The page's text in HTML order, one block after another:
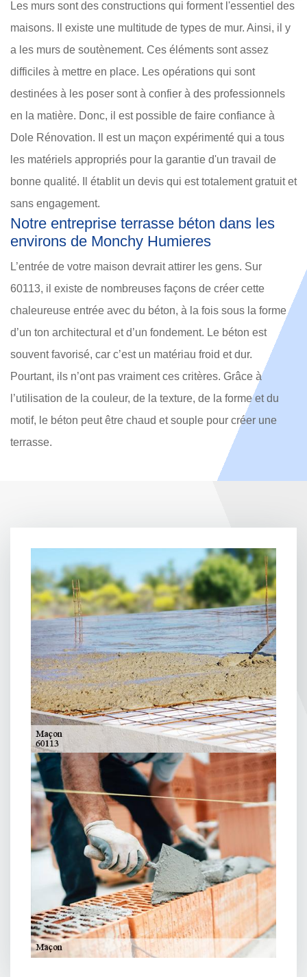
Les murs sont des constructions qui forment l'essentiel des
maisons. Il existe une multitude de types de mur. Ainsi, il y
a les murs de soutènement. Ces éléments sont assez
difficiles à mettre en place. Les opérations qui sont
destinées à les poser sont à confier à des professionnels
en la matière. Donc, il est possible de faire confiance à
Dole Rénovation. Il est un maçon expérimenté qui a tous
les matériels appropriés pour la garantie d'un travail de
bonne qualité. Il établit un devis qui est totalement gratuit et
sans engagement.
Notre entreprise terrasse béton dans les
environs de Monchy Humieres
L’entrée de votre maison devrait attirer les gens. Sur
60113, il existe de nombreuses façons de créer cette
chaleureuse entrée avec du béton, à la fois sous la forme
d’un ton architectural et d’un fondement. Le béton est
souvent favorisé, car c’est un matériau froid et dur.
Pourtant, ils n’ont pas vraiment ces critères. Grâce à
l’utilisation de la couleur, de la texture, de la forme et du
motif, le béton peut être chaud et souple pour créer une
terrasse.